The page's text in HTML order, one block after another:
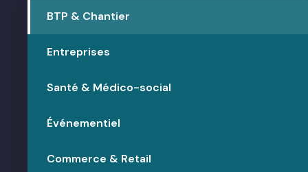
BTP & Chantier
Entreprises
Santé & Médico-social
Événementiel
Commerce & Retail